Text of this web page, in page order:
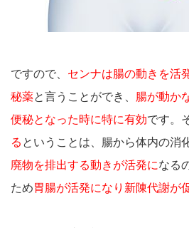
ですので、 センナは腸の動きを活
秘薬と言うことができ、 腸が動か
便秘となった時に特に有効です。
る ということは、腸から体内の消
廃物を排出する動きが活発になる
ため胃腸が活発になり新陳代謝が